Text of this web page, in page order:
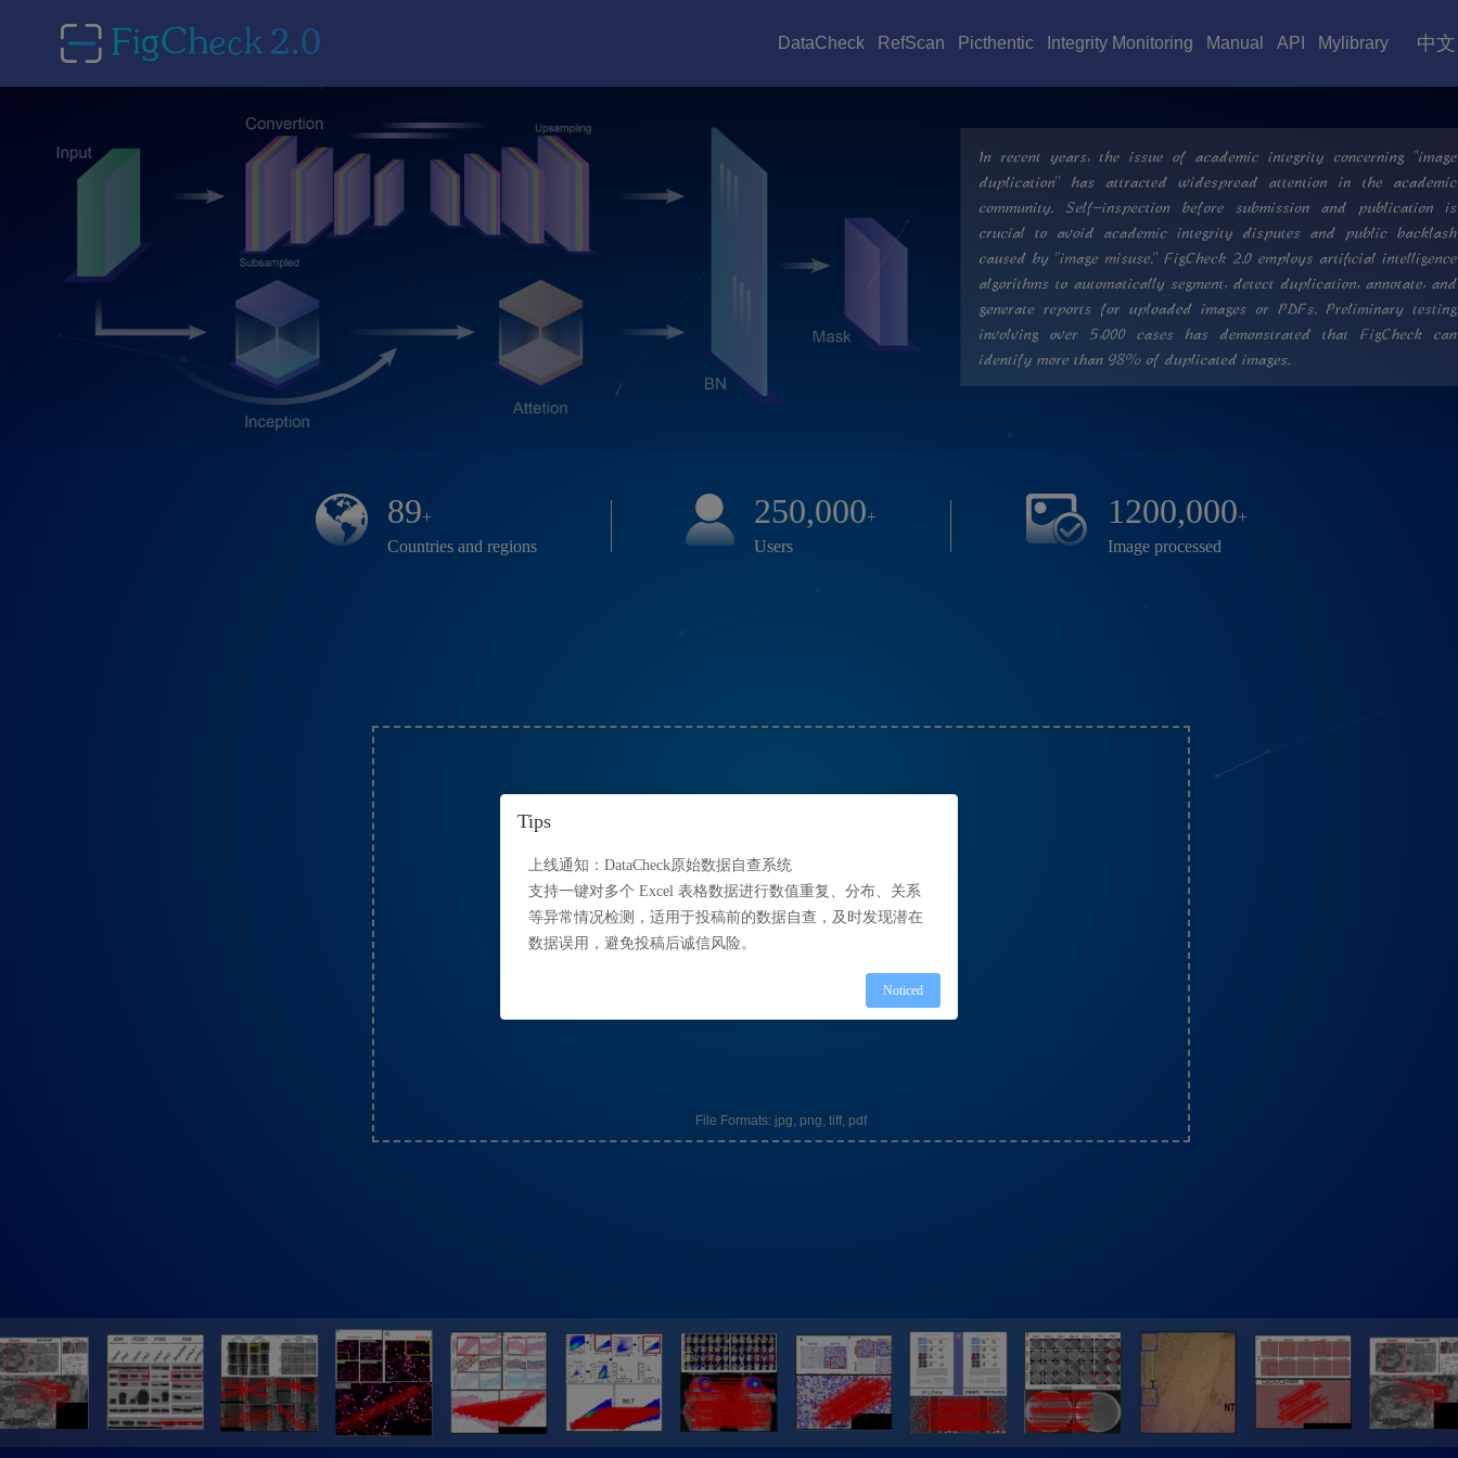
DataCheck RefScan Picthentic Integrity Monitoring Manual API Mylibrary 中文
89+
Countries and regions
250,000+
Users
1200,000+
Image processed
Drag files here or
File Formats: jpg, png, tiff, pdf
Tips
上线通知：DataCheck原始数据自查系统
支持一键对多个 Excel 表格数据进行数值重复、分布、关系
等异常情况检测，适用于投稿前的数据自查，及时发现潜在
数据误用，避免投稿后诚信风险。
Noticed